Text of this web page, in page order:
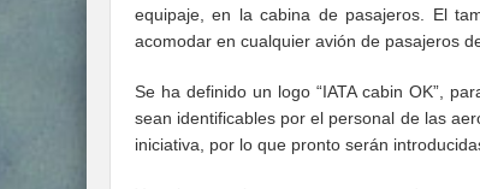
equipaje, en la cabina de pasajeros. El
acomodar en cualquier avión de pasajeros
Se ha definido un logo “IATA cabin OK”,
sean identificables por el personal de las
iniciativa, por lo que pronto serán